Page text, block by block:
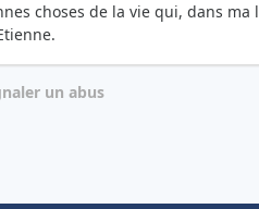
choses de la vie qui, dans ma
un abus